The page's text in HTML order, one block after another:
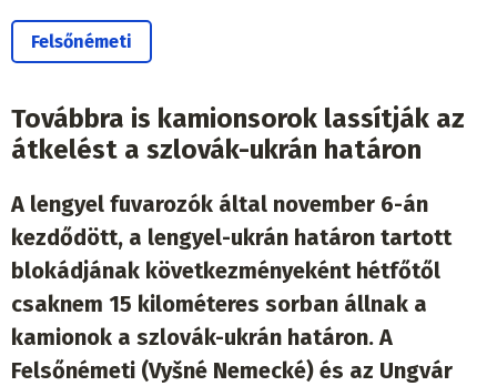
Felsőnémeti
Továbbra is kamionsorok lassítják az
átkelést a szlovák-ukrán határon
A lengyel fuvarozók által november 6-án
kezdődött, a lengyel-ukrán határon tartott
blokádjának következményeként hétfőtől
csaknem 15 kilométeres sorban állnak a
kamionok a szlovák-ukrán határon. A
Felsőnémeti (Vyšné Nemecké) és az Ungvár